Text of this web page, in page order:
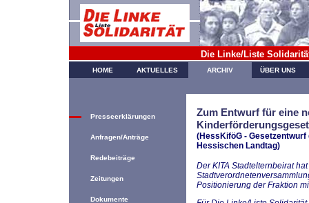
Die Linke/Liste
HOME AKTUELLES ARCHIV ÜBER UNS
Presseerklärungen
Anfragen/Anträge
Redebeiträge
Zeitungen
Dokumente
Zum Entwurf für eine
(HessKiföG - Gesetzentwurf
Hessischen Landtag)
Der KITA Stadtelternbeirat
Positionierung der Fraktion